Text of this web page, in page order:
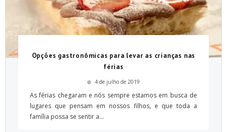
Opções gastronômicas para levar as crianças nas
férias
4 de julho de 2019
As férias chegaram e nós sempre estamos em busca de
lugares que pensam em nossos filhos, e que toda a
família possa se sentir a...